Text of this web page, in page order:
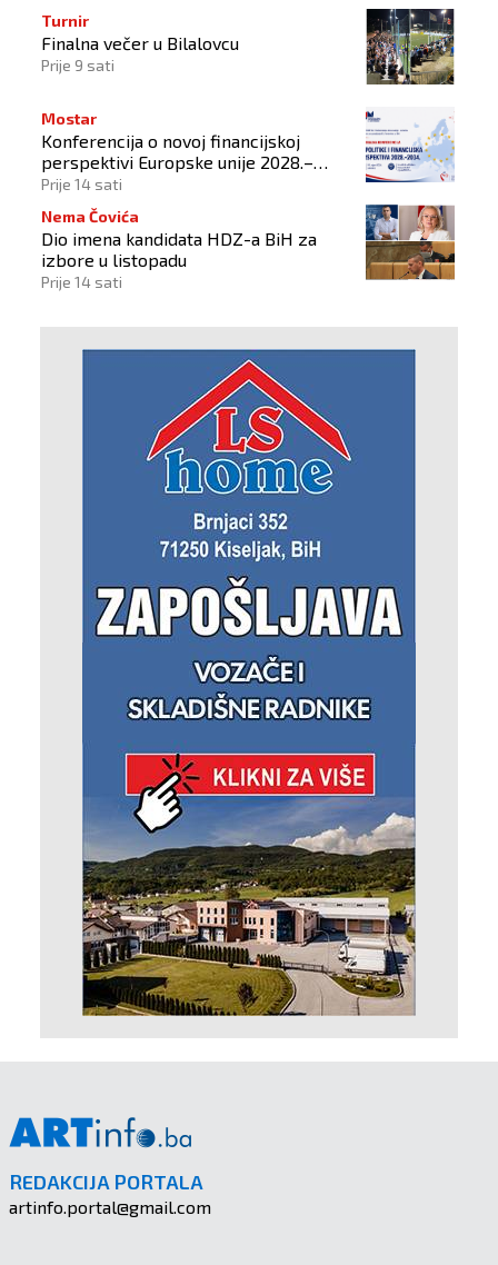
Turnir
Finalna večer u Bilalovcu
Prije 9 sati
Mostar
Konferencija o novoj financijskoj
perspektivi Europske unije 2028.–
2034.
Prije 14 sati
Nema Čovića
Dio imena kandidata HDZ-a BiH za
izbore u listopadu
Prije 14 sati
REDAKCIJA PORTALA
artinfo.portal@gmail.com